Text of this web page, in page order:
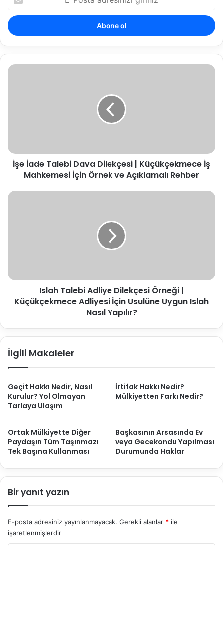
Posta
adresinizi
giriniz
İşe
Mahkemesi
İçin
Örnek
Açıklamalı
İşe İade Talebi Dava Dilekçesi | Küçükçekmece İş
Mahkemesi İçin Örnek ve Açıklamalı Rehber
Islah
İçin
Uygun
Yapılır?
Islah Talebi Adliye Dilekçesi Örneği |
Küçükçekmece Adliyesi İçin Usulüne Uygun Islah
Nasıl Yapılır?
İlgili Makaleler
Geçit Hakkı Nedir, Nasıl
Kurulur? Yol Olmayan
Tarlaya Ulaşım
İrtifak Hakkı Nedir?
Mülkiyetten Farkı Nedir?
Ortak Mülkiyette Diğer
Paydaşın Tüm Taşınmazı
Tek Başına Kullanması
Başkasının Arsasında Ev
veya Gecekondu Yapılması
Durumunda Haklar
Bir yanıt yazın
E-posta adresiniz yayınlanmayacak. Gerekli alanlar * ile
işaretlenmişlerdir